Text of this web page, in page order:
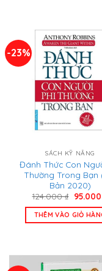
-23%
SÁCH KỸ NĂNG
Đánh Thức Con
Thường Trong Bạn
Bản 2020)
124.000₫ Giá
là:
124.000
95.000
THÊM VÀO GIỎ